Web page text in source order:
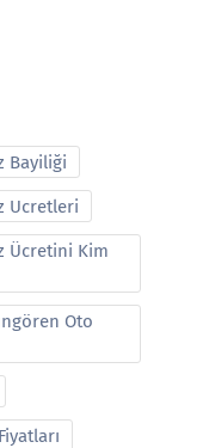
Bayiliği
Ucretleri
Ücretini Kim
Oto